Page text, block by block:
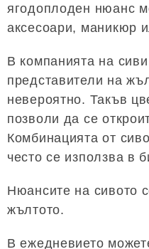
ягодоплоден нюанс
аксесоари, маникюр
В компанията на
представители на
невероятно. Такъв
позволи да се
Комбинацията от
често се използва в
Нюансите на сивото
жълтото.
В ежедневието